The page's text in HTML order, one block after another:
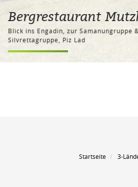
Bergrestaurant
Blick ins Engadin, zur Samanungruppe
Silvrettagruppe, Piz Lad
Startseite 3-